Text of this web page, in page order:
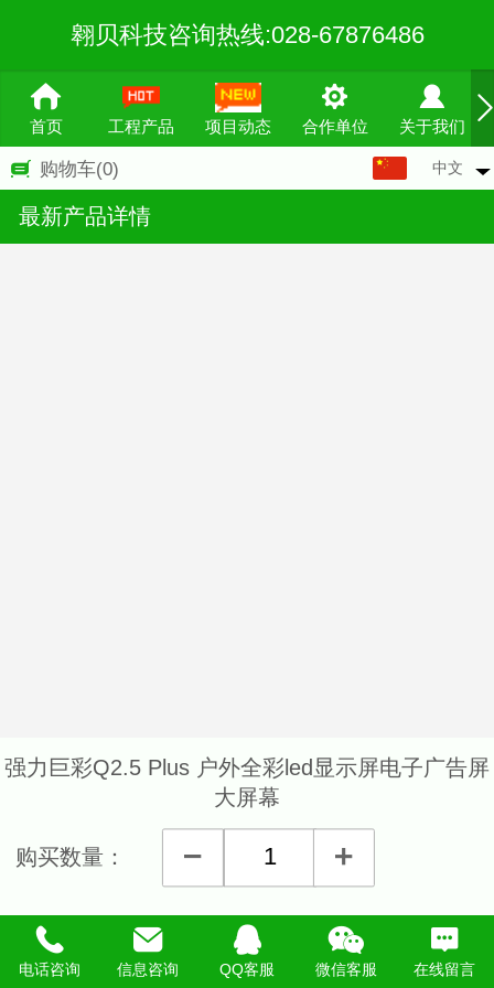
翱贝科技咨询热线:028-67876486
首页 工程产品 项目动态 合作单位 关于我们
购物车(0) 中文
最新产品详情
强力巨彩Q2.5 Plus 户外全彩led显示屏电子广告屏
大屏幕
购买数量：
详细说明
电话咨询 信息咨询 QQ客服 微信客服 在线留言